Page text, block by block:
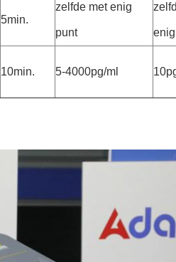
5min.
zelfde met enig
punt
10min. 5-4000pg/ml